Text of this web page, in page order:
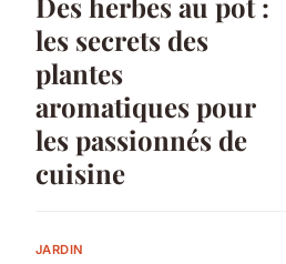
les secrets des
plantes
aromatiques pour
les passionnés de
cuisine
JARDIN